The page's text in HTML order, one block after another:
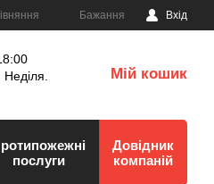
Бажання Вхід
Мій кошик
послуги
Довідник
компаній